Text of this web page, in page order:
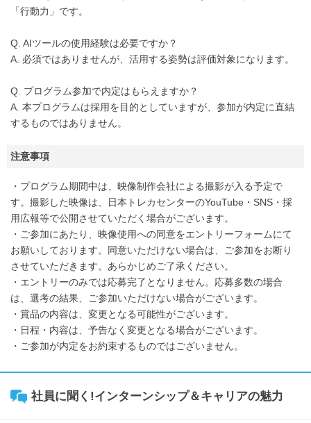
「行動力」です。
Q. AIツールの使用経験は必要ですか？
A. 必須ではありませんが、活用する姿勢は評価対象になります。
Q. プログラム参加で内定はもらえますか？
A. 本プログラムは採用を目的としていますが、参加が内定に直結
するものではありません。
注意事項
・プログラム期間中は、映像制作会社による撮影が入る予定で
す。撮影した映像は、日本トレカセンターのYouTube・SNS・採
用広報等で公開させていただく場合がございます。
・ご参加にあたり、映像使用への同意をエントリーフォームにて
お願いしております。同意いただけない場合は、ご参加をお断り
させていただきます。あらかじめご了承ください。
・エントリーのみでは応募完了となりません。応募多数の場合
は、選考の結果、ご参加いただけない場合がございます。
・賞品の内容は、変更となる可能性がございます。
・日程・内容は、予告なく変更となる場合がございます。
・ご参加が内定をお約束するものではございません。
社員に聞く!インターンシップ＆キャリアの魅力